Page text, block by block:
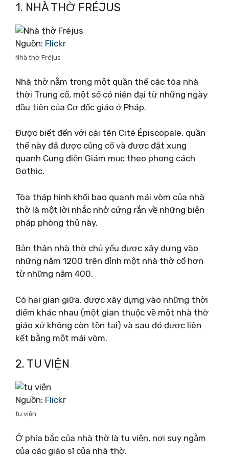
1. NHÀ THỜ FRÉJUS
Nguồn: Flickr
Nhà thờ Fréjus
Nhà thờ nằm ​​trong một quần thể các tòa nhà
thời Trung cổ, một số có niên đại từ những ngày
đầu tiên của Cơ đốc giáo ở Pháp.
Được biết đến với cái tên Cité Épiscopale, quần
thể này đã được củng cố và được đặt xung
quanh Cung điện Giám mục theo phong cách
Gothic.
Tòa tháp hình khối bao quanh mái vòm của nhà
thờ là một lời nhắc nhở cứng rắn về những biện
pháp phòng thủ này.
Bản thân nhà thờ chủ yếu được xây dựng vào
những năm 1200 trên đỉnh một nhà thờ cổ hơn
từ những năm 400.
Có hai gian giữa, được xây dựng vào những thời
điểm khác nhau (một gian thuộc về một nhà thờ
giáo xứ không còn tồn tại) và sau đó được liên
kết bằng một mái vòm.
2. TU VIỆN
Nguồn: Flickr
tu viện
Ở phía bắc của nhà thờ là tu viện, nơi suy ngẫm
của các giáo sĩ của nhà thờ.